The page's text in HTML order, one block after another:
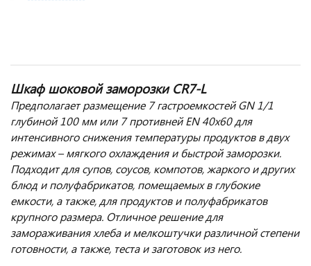
Шкаф шоковой заморозки CR7-L
Предполагает размещение 7 гастроемкостей GN 1/1
глубиной 100 мм или 7 противней EN 40x60 для
интенсивного снижения температуры продуктов в двух
режимах – мягкого охлаждения и быстрой заморозки.
Подходит для супов, соусов, компотов, жаркого и других
блюд и полуфабрикатов, помещаемых в глубокие
емкости, а также, для продуктов и полуфабрикатов
крупного размера. Отличное решение для
замораживания хлеба и мелкоштучки различной степени
готовности, а также, теста и заготовок из него.